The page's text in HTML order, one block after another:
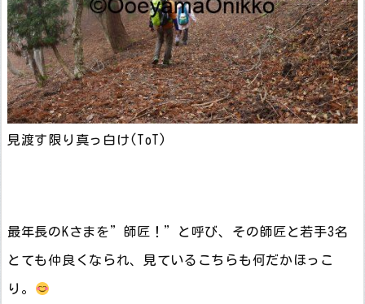
見渡す限り真っ白け(ToT)
最年長のKさまを”師匠！”と呼び、その師匠と若手3名
とても仲良くなられ、見ているこちらも何だかほっこ
り。